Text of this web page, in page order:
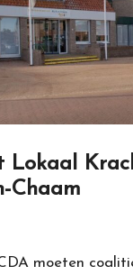
Lokaal
Chaam
moeten